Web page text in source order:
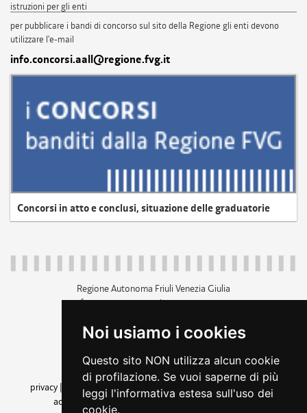
Noi usiamo i cookies
Questo sito NON utilizza alcun cookie
di profilazione. Se vuoi saperne di più
leggi l'informativa estesa sull'uso dei
cookie.
istruzioni per gli enti
per pubblicare i bandi di concorso sul sito della Regione gli enti devono
utilizzare l'e-mail
info.concorsi.aall@regione.fvg.it
Concorsi in atto e conclusi, situazione delle graduatorie
Regione Autonoma Friuli Venezia Giulia
c.f. 80014930327; p.iva 00526040324
+39 040 3771111
amministrazione trasparente
privacy
cookie |note legali accessibilità
dichiarazione di
accessibilità| feedback cambio preferenze cookie